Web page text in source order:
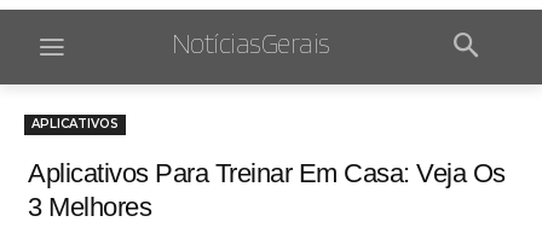
NotíciasGerais
APLICATIVOS
Aplicativos Para Treinar Em Casa: Veja Os
3 Melhores